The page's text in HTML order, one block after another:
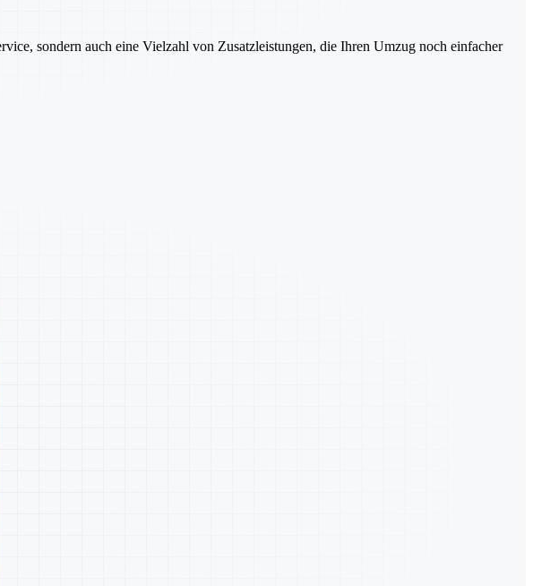
sondern auch eine Vielzahl von Zusatzleistungen, die Ihren Umzug noch einfacher